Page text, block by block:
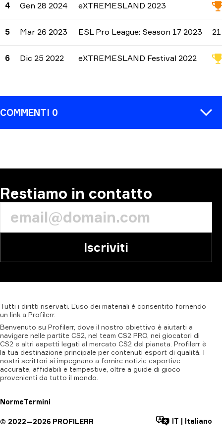
4 Gen 28 2024 eXTREMESLAND 2023
5 Mar 26 2023 ESL Pro League: Season 17 2023 21
6 Dic 25 2022 eXTREMESLAND Festival 2022
COMMENTI 0
Restiamo in contatto
Iscriviti
Tutti i diritti riservati. L'uso dei materiali è consentito fornendo
un link a Profilerr.
Benvenuto su Profilerr, dove il nostro obiettivo è aiutarti a
navigare nelle partite CS2, nel team CS2 PRO, nei giocatori di
CS2 e altri aspetti legati al mercato CS2 del pianeta. Profilerr è
la tua destinazione principale per contenuti esport di qualità. I
nostri scrittori si impegnano a fornire notizie esportive
accurate, affidabili e tempestive, oltre a guide di gioco
provenienti da tutto il mondo.
NormeTermini
© 2022—2026 PROFILERR IT Italiano